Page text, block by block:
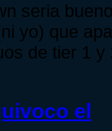
seria
yo) que
de tier 1 y
el